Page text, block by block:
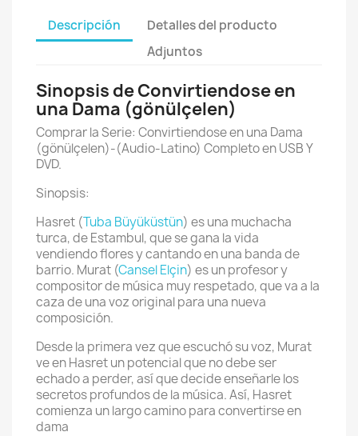
Descripción
Detalles del producto
Adjuntos
Sinopsis de Convirtiendose en
una Dama (gönülçelen)
Comprar la Serie: Convirtiendose en una Dama
(gönülçelen)-(Audio-Latino) Completo en USB Y
DVD.
Sinopsis:
Hasret (Tuba Büyüküstün) es una muchacha
turca, de Estambul, que se gana la vida
vendiendo flores y cantando en una banda de
barrio. Murat (Cansel Elçin) es un profesor y
compositor de música muy respetado, que va a la
caza de una voz original para una nueva
composición.
Desde la primera vez que escuchó su voz, Murat
ve en Hasret un potencial que no debe ser
echado a perder, así que decide enseñarle los
secretos profundos de la música. Así, Hasret
comienza un largo camino para convertirse en
dama